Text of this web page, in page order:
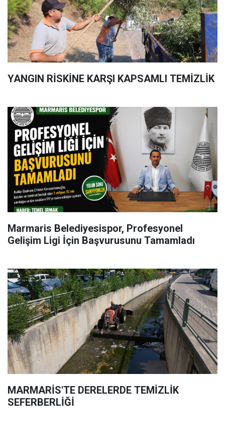
YANGIN RİSKİNE KARŞI KAPSAMLI TEMİZLİK
Marmaris Belediyesispor, Profesyonel
Gelişim Ligi İçin Başvurusunu Tamamladı
MARMARİS'TE DERELERDE TEMİZLİK
SEFERBERLİĞİ